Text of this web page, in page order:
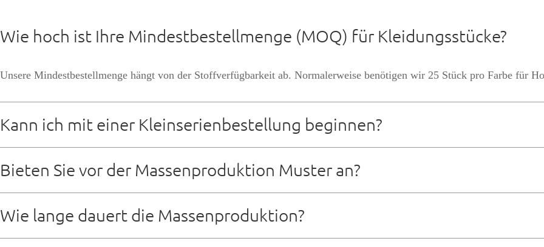
Wie hoch ist Ihre Mindestbestellmenge (MOQ) für Kleidungsstücke?
Unsere Mindestbestellmenge hängt von der Stoffverfügbarkeit ab. Normalerweise benötigen wir 25 Stück pro Farbe für
Kann ich mit einer Kleinserienbestellung beginnen?
Sicher, wir haben nichts gegen kleine Bestellungen
Bieten Sie vor der Massenproduktion Muster an?
Ja, wir stellen Muster zur Verfügung. Die Musterbeschaffung dauert in der Regel 7–10 Werktage, abhängig von der
Wie lange dauert die Massenproduktion?